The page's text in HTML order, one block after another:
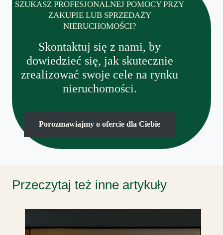
SZUKASZ PROFESJONALNEJ POMOCY PRZY
ZAKUPIE LUB SPRZEDAŻY
NIERUCHOMOŚCI?
Skontaktuj się z nami, by
dowiedzieć się, jak skutecznie
zrealizować swoje cele na rynku
nieruchomości.
Porozmawiajmy o ofercie dla Ciebie
Przeczytaj też inne artykuły